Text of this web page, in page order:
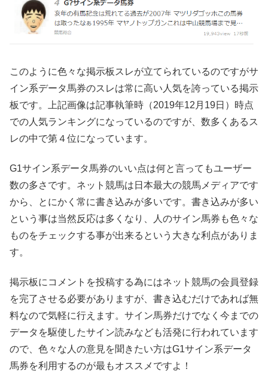
このように色々な掲示板スレが立てられているのですがサ
イン系データ馬券のスレは常に高い人気を誇っている掲示
板です。上記画像は記事執筆時（2019年12月19日）時点
での人気ランキングになっているのですが、数多くあるス
レの中で第４位になっています。
G1サイン系データ馬券のいい点は何と言ってもユーザー
数の多さです。ネット競馬は日本最大の競馬メディアです
から、とにかく常に書き込みが多いです。書き込みが多い
という事は当然反応は多くなり、人のサイン馬券も色々な
ものをチェックする事が出来るという大きな利点がありま
す。
掲示板にコメントを投稿する為にはネット競馬の会員登録
を完了させる必要がありますが、書き込むだけであれば無
料なので気軽に行えます。サイン馬券だけでなく今までの
データを駆使したサイン読みなども活発に行われています
ので、色々な人の意見を聞きたい方はG1サイン系データ
馬券を利用するのが最もオススメですよ！